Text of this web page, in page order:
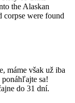
the Alaskan
corpse were found
máme však už iba
sa!
do 31 dní.